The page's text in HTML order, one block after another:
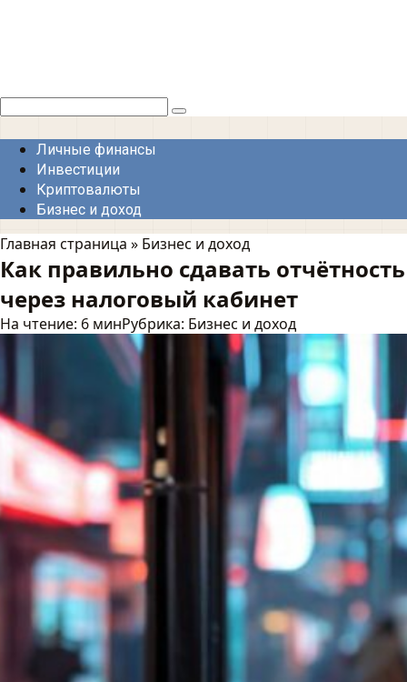
Поиск:
Личные финансы
Инвестиции
Криптовалюты
Бизнес и доход
Главная страница » Бизнес и доход
Как правильно сдавать отчётность
через налоговый кабинет
На чтение: 6 минРубрика: Бизнес и доход